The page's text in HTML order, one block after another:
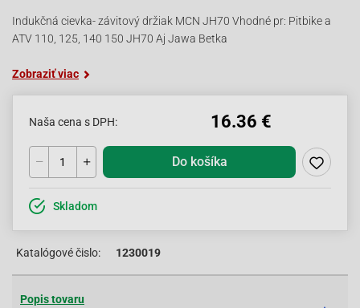
Indukčná cievka- závitový držiak MCN JH70 Vhodné pr: Pitbike a
ATV 110, 125, 140 150 JH70 Aj Jawa Betka
Zobraziť viac
Naša cena s DPH: 16.36 €
Do košíka
Skladom
Katalógové čislo: 1230019
Popis tovaru